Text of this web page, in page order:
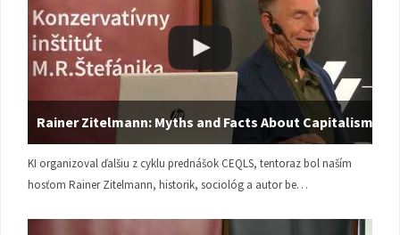
Rainer Zitelmann: Myths and Facts About Capitalism
KI organizoval ďalšiu z cyklu prednášok CEQLS, tentoraz bol naším
hosťom Rainer Zitelmann, historik, sociológ a autor be…